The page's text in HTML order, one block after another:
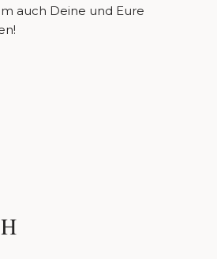
auch Deine und Eure